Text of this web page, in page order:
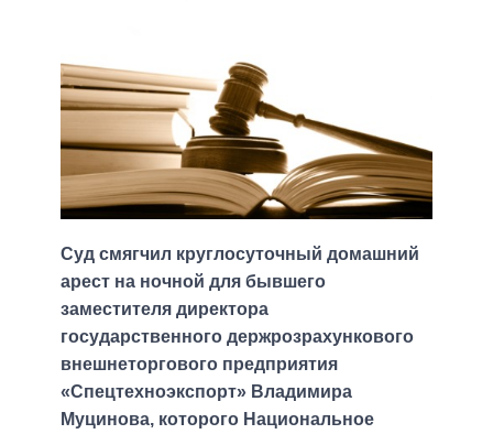
Суд смягчил круглосуточный домашний
арест на ночной для бывшего
заместителя директора
государственного держрозрахункового
внешнеторгового предприятия
«Спецтехноэкспорт» Владимира
Муцинова, которого Национальное